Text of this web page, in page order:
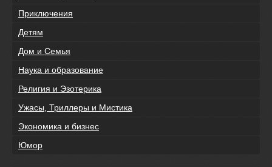
Приключения
Детям
Дом и Семья
Наука и образование
Религия и Эзотерика
Ужасы, Триллеры и Мистика
Экономика и бизнес
Юмор